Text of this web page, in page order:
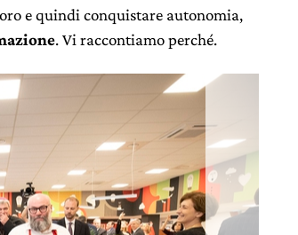
e quindi conquistare autonomia,
. Vi raccontiamo perché.